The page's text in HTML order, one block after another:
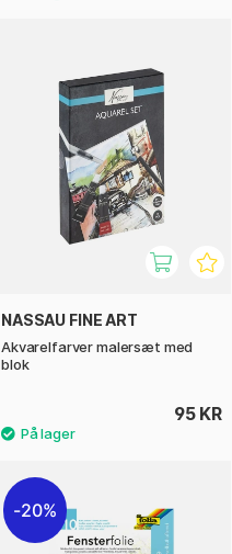
NASSAU FINE ART
Akvarelfarver malersæt med
blok
95 KR
20%